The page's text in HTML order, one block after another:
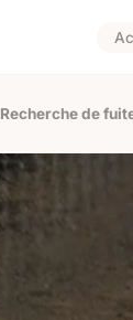
Recherche de